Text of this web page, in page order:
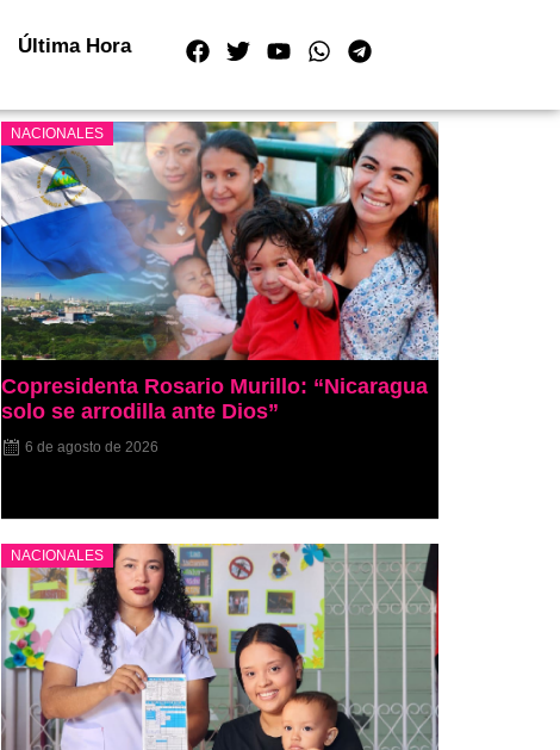
Última Hora
NACIONALES
Copresidenta Rosario Murillo: “Nicaragua
solo se arrodilla ante Dios”
6 de agosto de 2026
NACIONALES